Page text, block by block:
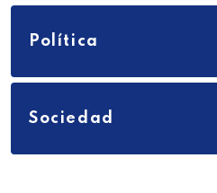
Política
Sociedad